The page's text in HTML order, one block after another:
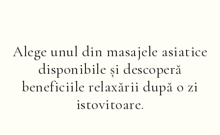
Alege unul din masajele asiatice
disponibile și descoperă
beneficiile relaxării după o zi
istovitoare.